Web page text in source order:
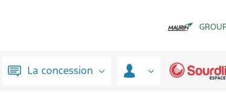
La concession